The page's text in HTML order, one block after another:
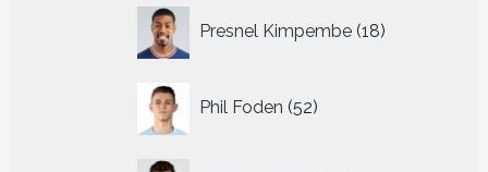
Presnel Kimpembe 18
producten
Phil Foden 52
producten